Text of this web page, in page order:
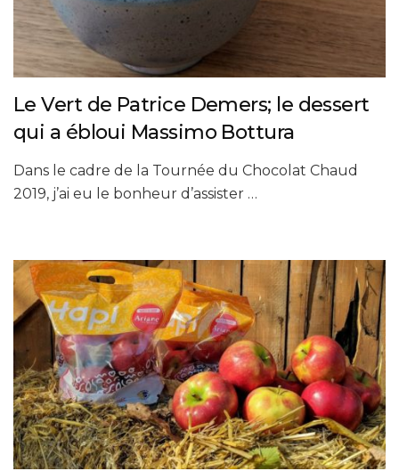
Le Vert de Patrice Demers; le dessert
qui a ébloui Massimo Bottura
Dans le cadre de la Tournée du Chocolat Chaud
2019, j’ai eu le bonheur d’assister …